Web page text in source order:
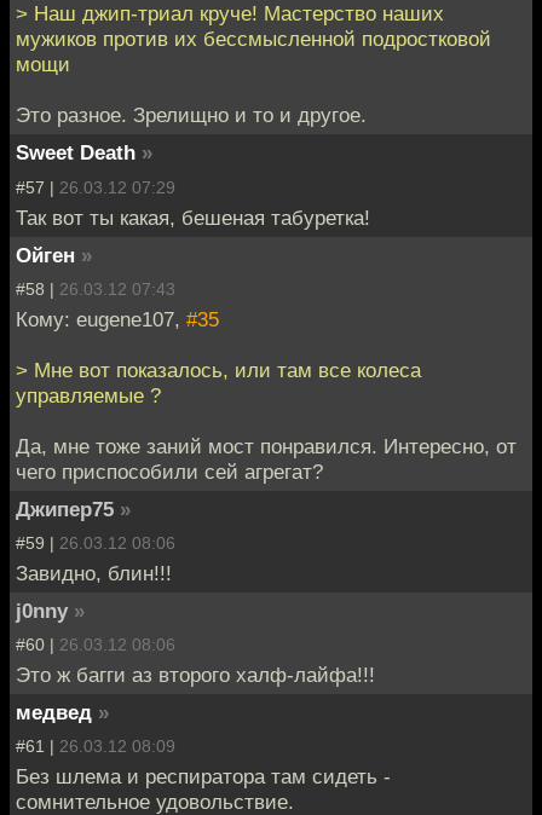
> Наш джип-триал круче! Мастерство наших
мужиков против их бессмысленной подростковой
мощи
Это разное. Зрелищно и то и другое.
Sweet Death »
#57 | 26.03.12 07:29
Так вот ты какая, бешеная табуретка!
Ойген »
#58 | 26.03.12 07:43
Кому: eugene107, #35
> Мне вот показалось, или там все колеса
управляемые ?
Да, мне тоже заний мост понравился. Интересно, от
чего приспособили сей агрегат?
Джипер75 »
#59 | 26.03.12 08:06
Завидно, блин!!!
j0nny »
#60 | 26.03.12 08:06
Это ж багги аз второго халф-лайфа!!!
медвед »
#61 | 26.03.12 08:09
Без шлема и респиратора там сидеть -
сомнительное удовольствие.